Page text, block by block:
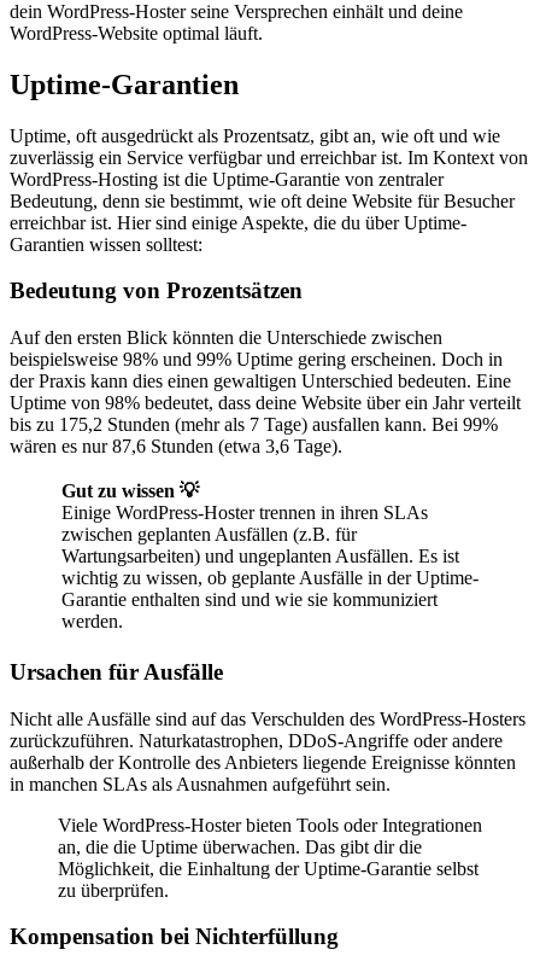
dein WordPress-Hoster seine Versprechen einhält und deine
WordPress-Website optimal läuft.
Uptime-Garantien
Uptime, oft ausgedrückt als Prozentsatz, gibt an, wie oft und wie
zuverlässig ein Service verfügbar und erreichbar ist. Im Kontext von
WordPress-Hosting ist die Uptime-Garantie von zentraler
Bedeutung, denn sie bestimmt, wie oft deine Website für Besucher
erreichbar ist. Hier sind einige Aspekte, die du über Uptime-
Garantien wissen solltest:
Bedeutung von Prozentsätzen
Auf den ersten Blick könnten die Unterschiede zwischen
beispielsweise 98% und 99% Uptime gering erscheinen. Doch in
der Praxis kann dies einen gewaltigen Unterschied bedeuten. Eine
Uptime von 98% bedeutet, dass deine Website über ein Jahr verteilt
bis zu 175,2 Stunden (mehr als 7 Tage) ausfallen kann. Bei 99%
wären es nur 87,6 Stunden (etwa 3,6 Tage).
Gut zu wissen 💡
Einige WordPress-Hoster trennen in ihren SLAs
zwischen geplanten Ausfällen (z.B. für
Wartungsarbeiten) und ungeplanten Ausfällen. Es ist
wichtig zu wissen, ob geplante Ausfälle in der Uptime-
Garantie enthalten sind und wie sie kommuniziert
werden.
Ursachen für Ausfälle
Nicht alle Ausfälle sind auf das Verschulden des WordPress-Hosters
zurückzuführen. Naturkatastrophen, DDoS-Angriffe oder andere
außerhalb der Kontrolle des Anbieters liegende Ereignisse könnten
in manchen SLAs als Ausnahmen aufgeführt sein.
Viele WordPress-Hoster bieten Tools oder Integrationen
an, die die Uptime überwachen. Das gibt dir die
Möglichkeit, die Einhaltung der Uptime-Garantie selbst
zu überprüfen.
Kompensation bei Nichterfüllung